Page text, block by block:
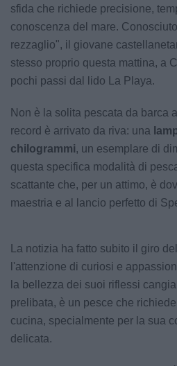
sfida che richiede precisione,
conoscenza del mare.
rezzaglio", il giovane
stesso proprio questa mattina, a
pochi passi dal lido La Playa.
Non è la solita pescata da barca
record è arrivato da riva: una
chilogrammi, un esemplare di
questa specifica modalità di
scattante che, per un attimo, è
maestria e al lancio perfetto di
La notizia ha fatto subito il giro
l'attenzione di curiosi e
la bellezza dei suoi riflessi
prelibata, è un pesce che
cucina, specialmente per la sua
delicata.